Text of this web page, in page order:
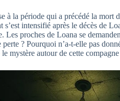
à la période qui a précédé la mort
s’est intensifié après le décès de
Les proches de Loana se
? Pourquoi n’a-t-elle pas
mystère autour de cette compagne